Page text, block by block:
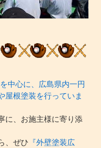
中心に、広島県内一円
屋根塗装を行っていま
に、お施主様に寄り添
、ぜひ 『外壁塗装広